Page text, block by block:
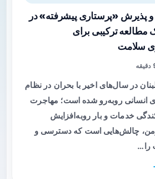
و پذیرش «پرستاری پیشرفته» در
مطالعه ترکیبی برای
سلامت
در سال‌های اخیر با بحران در نظام
انسانی روبه‌رو شده است؛ مهاجرت
خدمات و بار رو‌به‌افزایش
چالش‌هایی است که دسترسی و
را…